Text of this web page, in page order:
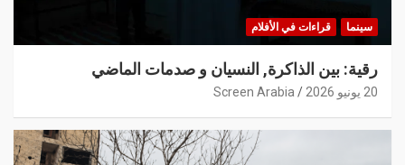
سينما قراءات في الأفلام
رقية: بين الذاكرة, النسيان و صدمات الماضي
20 يونيو 2026 Screen Arabia